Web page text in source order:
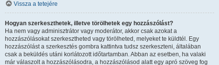
Vissza a tetejére
Hogyan szerkeszthetek, illetve törölhetek egy hozzászólást?
Ha nem vagy adminisztrátor vagy moderátor, akkor csak azokat a
hozzászólásokat szerkesztheted vagy törölheted, melyeket te küldtél. Egy
hozzászólást a szerkesztés gombra kattintva tudsz szerkeszteni, általában
csak a beküldés utáni korlátozott időtartamban. Abban az esetben, ha valaki
már válaszolt a hozzászólásodra, a hozzászólásod alatt egy apró szöveg fog